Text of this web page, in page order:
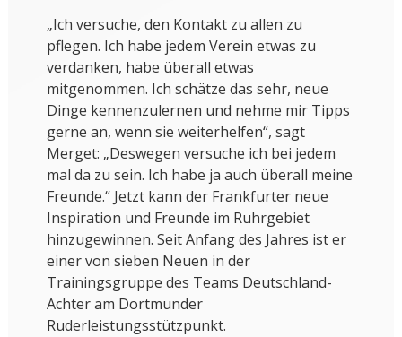
„Ich versuche, den Kontakt zu allen zu
pflegen. Ich habe jedem Verein etwas zu
verdanken, habe überall etwas
mitgenommen. Ich schätze das sehr, neue
Dinge kennenzulernen und nehme mir Tipps
gerne an, wenn sie weiterhelfen“, sagt
Merget: „Deswegen versuche ich bei jedem
mal da zu sein. Ich habe ja auch überall meine
Freunde.“ Jetzt kann der Frankfurter neue
Inspiration und Freunde im Ruhrgebiet
hinzugewinnen. Seit Anfang des Jahres ist er
einer von sieben Neuen in der
Trainingsgruppe des Teams Deutschland-
Achter am Dortmunder
Ruderleistungsstützpunkt.